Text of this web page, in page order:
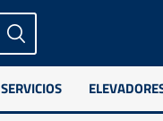
SERVICIOS